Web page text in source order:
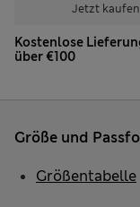
Jetzt
Kostenlose
über €100
Größe und
Größentabelle